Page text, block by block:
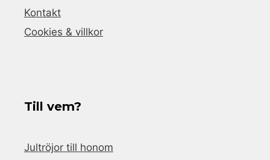
Kontakt
Cookies & villkor
Till vem?
Jultröjor till honom